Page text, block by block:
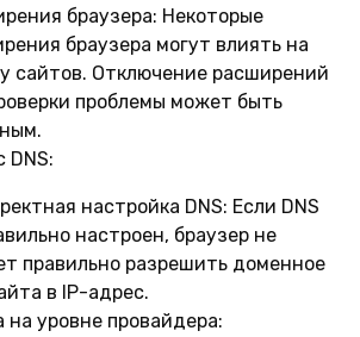
браузера: Некоторые
браузера могут влиять на
сайтов. Отключение расширений
проблемы может быть
DNS:
настройка DNS: Если DNS
настроен, браузер не
правильно разрешить доменное
в IP-адрес.
на уровне провайдера: